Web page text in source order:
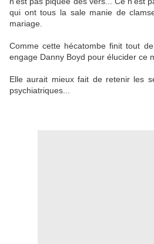
qui ont tous la sale manie de
mariage.
Comme cette hécatombe finit tout
engage Danny Boyd pour élucider ce
Elle aurait mieux fait de retenir les
psychiatriques...